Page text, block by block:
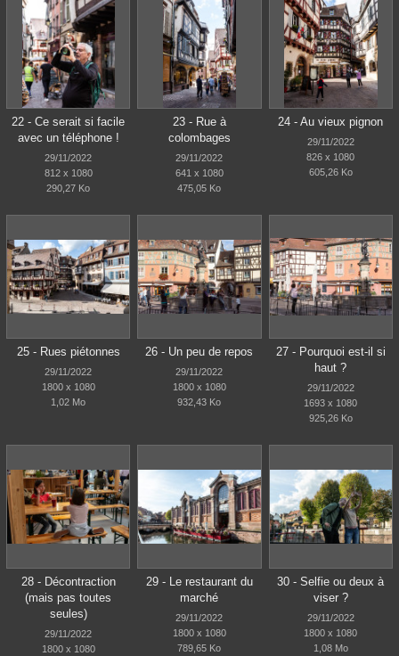
22 - Ce serait si facile
avec un téléphone !
29/11/2022
812 x 1080
290,27 Ko
23 - Rue à
colombages
29/11/2022
641 x 1080
475,05 Ko
24 - Au vieux pignon
29/11/2022
826 x 1080
605,26 Ko
25 - Rues piétonnes
29/11/2022
1800 x 1080
1,02 Mo
26 - Un peu de repos
29/11/2022
1800 x 1080
932,43 Ko
27 - Pourquoi est-il si
haut ?
29/11/2022
1693 x 1080
925,26 Ko
28 - Décontraction
(mais pas toutes
seules)
29/11/2022
1800 x 1080
29 - Le restaurant du
marché
29/11/2022
1800 x 1080
789,65 Ko
30 - Selfie ou deux à
viser ?
29/11/2022
1800 x 1080
1,08 Mo